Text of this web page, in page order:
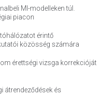
MI-modelleken túl.
piacon
érintő
közösség számára
érettségi vizsga korrekcióját
átrendeződések és